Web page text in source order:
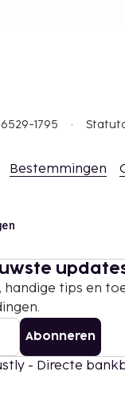
1795
Bestemmingen
tips en
Abonneren